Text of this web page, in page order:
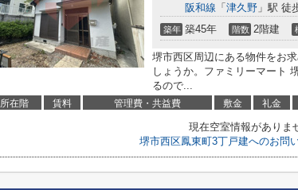
阪和線 「 津久野 」駅 徒
築年 築45年 階数 2階建
堺市西区周辺にある物件をお
しょうか。ファミリーマート
るので...
所在階 賃料 管理費・共益費 敷金 礼金
現在空室情報がありま
堺市西区鳳東町3丁戸建へのお問